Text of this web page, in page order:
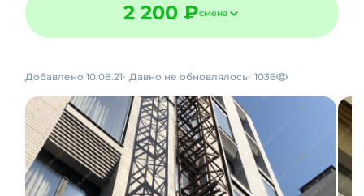
2 200 ₽смена
Добавлено 10.08.21 Давно не обновлялось 1036